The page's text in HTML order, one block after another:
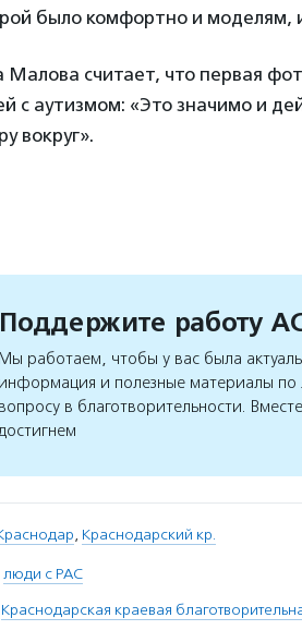
было комфортно и моделям,
Малова считает, что первая
с аутизмом: «Это значимо и
вокруг».
Поддержите работу
Мы работаем, чтобы у вас была
информация и полезные материалы
вопросу в благотворительности.
, Краснодарский кр.
люди с РАС
Краснодарская краевая